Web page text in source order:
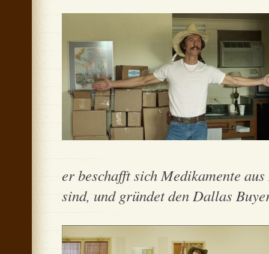
er beschafft sich Medikamente
sind, und gründet den Dallas